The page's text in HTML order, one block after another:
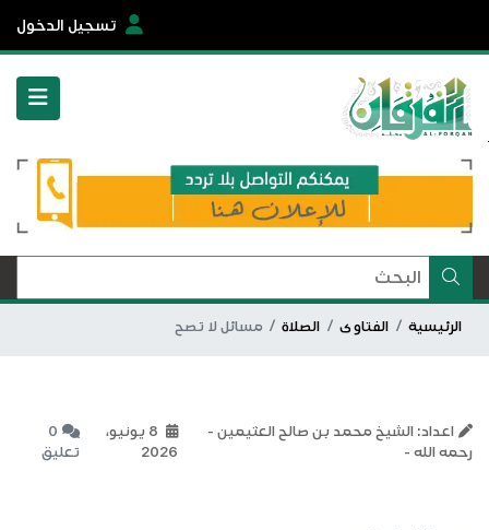
تسجيل الدخول
الرئيسية الفتاوى الصلاة مسائل لا تصح
اعداد: الشيخ محمد بن صالح العثيمين -
رحمه الله -
8 يونيو،
2026
0
تعليق